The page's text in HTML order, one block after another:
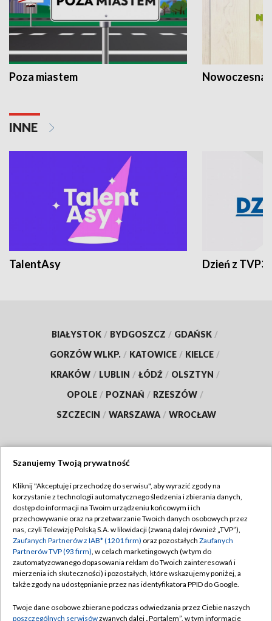
Poza miastem Nowoczesna
INNE
TalentAsy Dzień z TVP3
BIAŁYSTOK / BYDGOSZCZ / GDAŃSK /
GORZÓW WLKP. / KATOWICE / KIELCE /
KRAKÓW / LUBLIN / ŁÓDŹ / OLSZTYN /
OPOLE / POZNAŃ / RZESZÓW /
SZCZECIN / WARSZAWA / WROCŁAW
TVP
Abonament TVP
Emisja w TVP
Centrum informacji TVP
Naziemna Telewizja Cyfrowa
Rada Programowa
Regulamin TVP
Polityka prywatności
Moje zgody
Pomoc
Szanujemy Twoją prywatność
Kliknij "Akceptuję i przechodzę do serwisu", aby wyrazić zgody na
korzystanie z technologii automatycznego śledzenia i zbierania danych,
dostęp do informacji na Twoim urządzeniu końcowym i ich
przechowywanie oraz na przetwarzanie Twoich danych osobowych przez
nas, czyli Telewizję Polską S.A. w likwidacji (zwaną dalej również „TVP”),
Zaufanych Partnerów z IAB* (1201 firm) oraz pozostałych Zaufanych
Partnerów TVP (93 firm), w celach marketingowych (w tym do
zautomatyzowanego dopasowania reklam do Twoich zainteresowań i
mierzenia ich skuteczności) i pozostałych, które wskazujemy poniżej, a
także zgody na udostępnianie przez nas identyfikatora PPID do Google.
Twoje dane osobowe zbierane podczas odwiedzania przez Ciebie naszych
poszczególnych serwisówzwanych dalej „Portalem”, w tym informacje